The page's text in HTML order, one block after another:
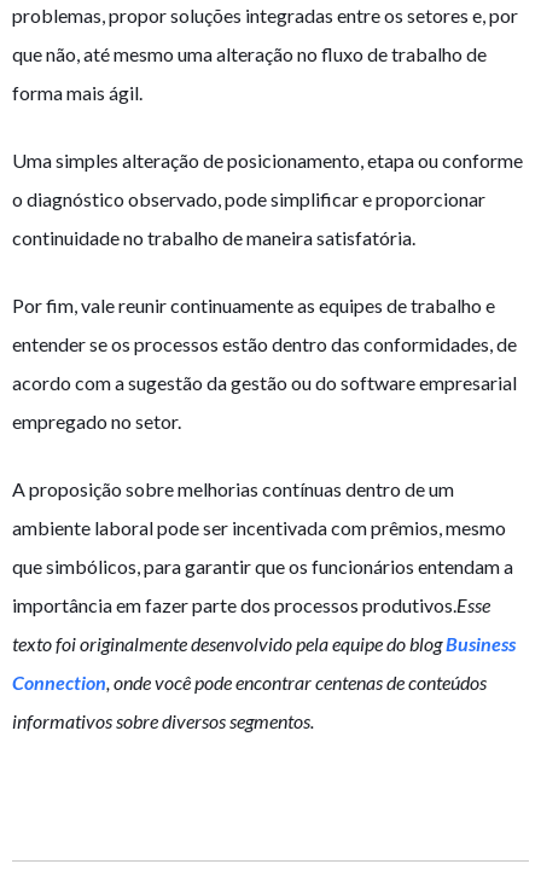
problemas, propor soluções integradas entre os setores e, por
que não, até mesmo uma alteração no fluxo de trabalho de
forma mais ágil.
Uma simples alteração de posicionamento, etapa ou conforme
o diagnóstico observado, pode simplificar e proporcionar
continuidade no trabalho de maneira satisfatória.
Por fim, vale reunir continuamente as equipes de trabalho e
entender se os processos estão dentro das conformidades, de
acordo com a sugestão da gestão ou do software empresarial
empregado no setor.
A proposição sobre melhorias contínuas dentro de um
ambiente laboral pode ser incentivada com prêmios, mesmo
que simbólicos, para garantir que os funcionários entendam a
importância em fazer parte dos processos produtivos.Esse
texto foi originalmente desenvolvido pela equipe do blogBusiness
Connection, onde você pode encontrar centenas de conteúdos
informativos sobre diversos segmentos.